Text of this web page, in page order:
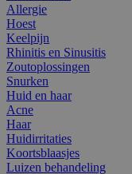
Allergie
Hoest
Keelpijn
Rhinitis en Sinusitis
Zoutoplossingen
Snurken
Huid en haar
Acne
Haar
Huidirritaties
Koortsblaasjes
Luizen behandeling